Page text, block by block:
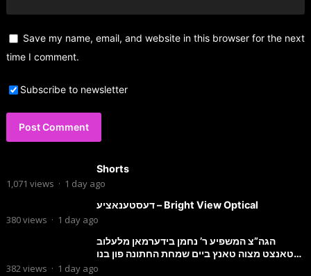
Save my name, email, and website in this browser for the next
time I comment.
Subscribe to newsletter
Shorts
1,071 views · 1 day ago
דעסטענאציע – Bright View Optical
380views · 1 day ago
הגה”צ המשפיע ר’ נחמן בידערמאן מלעלוב
טאנצט מצוה טאנץ ביים שמחת החתונה פון בנו
החתן
382views · 1 day ago